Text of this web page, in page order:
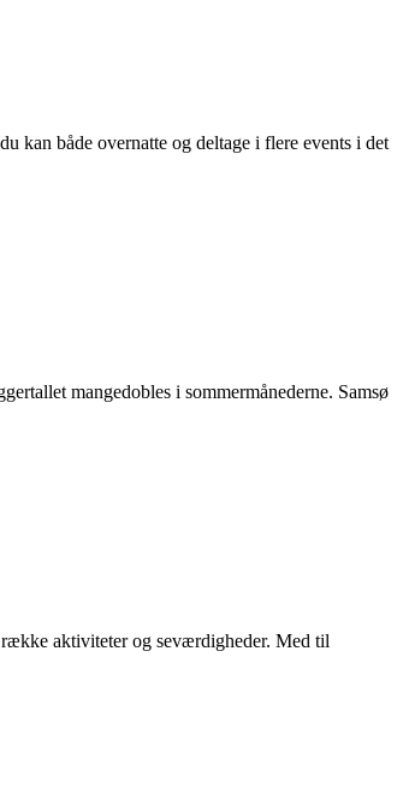
kan både overnatte og deltage i flere events i det
mangedobles i sommermånederne. Samsø
aktiviteter og seværdigheder. Med til